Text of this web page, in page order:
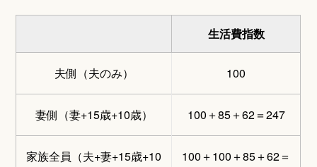
生活費指数
夫側（夫のみ） 100
妻側（妻+15歳+10歳） 100＋85＋62＝247
家族全員（夫+妻+15歳+10
100＋100＋85＋62＝